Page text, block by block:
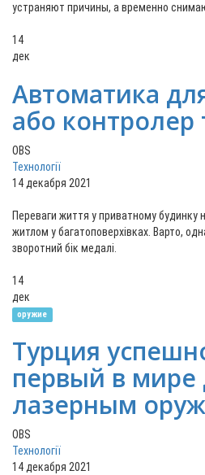
устраняют причины, а временно
14
дек
Автоматика
або контролер
OBS
Технології
14 декабря 2021
Переваги життя у приватному будинку
житлом у багатоповерхівках. Варто,
зворотний бік медалі.
14
дек
оружие
Турция
первый в мире
лазерным
OBS
Технології
14 декабря 2021